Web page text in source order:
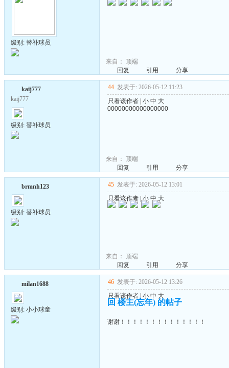
级别: 替补球员
来自： 顶端
回复
引用 分享
kaij777
kaij777
级别: 替补球员
44 发表于: 2026-05-12 11:23
只看该作者 小 中 大
00000000000000000
来自： 顶端
回复
引用 分享
brmnh123
级别: 替补球员
45 发表于: 2026-05-12 13:01
只看该作者 |小 中 大
来自： 顶端
回复
引用 分享
milan1688
级别: 小小球童
46 发表于: 2026-05-12 13:26
只看该作者| 小 中 大
回 楼主(忘年) 的帖子
谢谢！！！！！！！！！！！！！！